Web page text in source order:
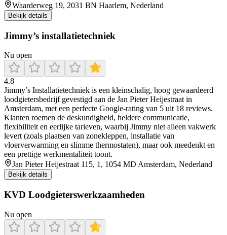
Waarderweg 19, 2031 BN Haarlem, Nederland
Bekijk details
Jimmy’s installatietechniek
Nu open
4.8
Jimmy’s Installatietechniek is een kleinschalig, hoog gewaardeerd
loodgietersbedrijf gevestigd aan de Jan Pieter Heijestraat in
Amsterdam, met een perfecte Google-rating van 5 uit 18 reviews.
Klanten roemen de deskundigheid, heldere communicatie,
flexibiliteit en eerlijke tarieven, waarbij Jimmy niet alleen vakwerk
levert (zoals plaatsen van zonekleppen, installatie van
vloerverwarming en slimme thermostaten), maar ook meedenkt en
een prettige werkmentaliteit toont.
Jan Pieter Heijestraat 115, 1, 1054 MD Amsterdam, Nederland
Bekijk details
KVD Loodgieterswerkzaamheden
Nu open